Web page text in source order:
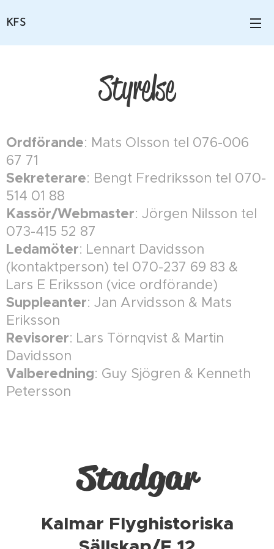
KFS
Styrelse
Ordförande: Mats Olsson tel 076-006
67 71
Sekreterare: Bengt Fredriksson tel 070-
514 01 88
Kassör/Webmaster: Jörgen Nilsson tel
073-415 52 87
Ledamöter: Lennart Davidsson
(kontaktperson) tel 070-237 69 83 &
Lars E Eriksson (vice ordförande)
Suppleanter: Jan Arvidsson & Mats
Eriksson
Revisorer: Lars Törnqvist & Martin
Davidsson
Valberedning: Guy Sjögren & Kenneth
Petersson
Stadgar
Kalmar Flyghistoriska